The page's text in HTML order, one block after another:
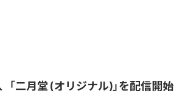
「二月堂 (オリジナル)」を配信開始